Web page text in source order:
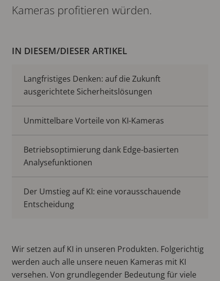
Kameras profitieren würden.
IN DIESEM/DIESER ARTIKEL
Langfristiges Denken: auf die Zukunft
ausgerichtete Sicherheitslösungen
Unmittelbare Vorteile von KI-Kameras
Betriebsoptimierung dank Edge-basierten
Analysefunktionen
Der Umstieg auf KI: eine vorausschauende
Entscheidung
Wir setzen auf KI in unseren Produkten. Folgerichtig
werden auch alle unsere neuen Kameras mit KI
versehen. Von grundlegender Bedeutung für viele